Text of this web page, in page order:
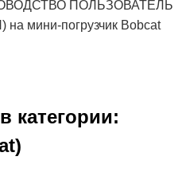
ПОЛЬЗОВАТЕЛЬ
мини-погрузчик Bobcat
категории: